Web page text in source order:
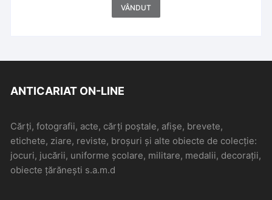
VÂNDUT
ANTICARIAT ON-LINE
Cărți, fotografii, acte, cărți poștale, afișe, brevete,
etichete, ziare, reviste, broșuri și alte obiecte de colecție:
jocuri, jucării, uniforme școlare, militare, medalii, decorații,
obiecte țărănești s.a.m.d